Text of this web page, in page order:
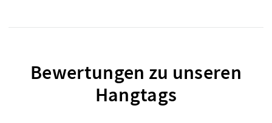
Bewertungen zu unseren
Hangtags